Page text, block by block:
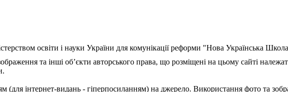
освіти і науки України для комунікації реформи "Нова Українська
та інші об’єкти авторського права, що розміщені на цьому сайті
(для інтернет-видань - гіперпосиланням) на джерело. Використання фото та